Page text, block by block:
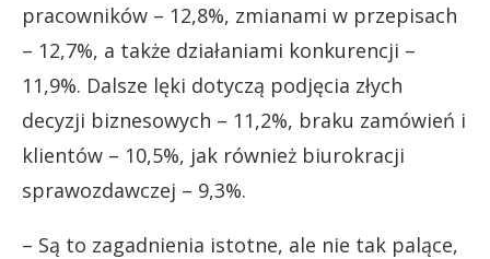
pracowników – 12,8%, zmianami w przepisach
– 12,7%, a także działaniami konkurencji –
11,9%. Dalsze lęki dotyczą podjęcia złych
decyzji biznesowych – 11,2%, braku zamówień i
klientów – 10,5%, jak również biurokracji
sprawozdawczej – 9,3%.
– Są to zagadnienia istotne, ale nie tak palące,